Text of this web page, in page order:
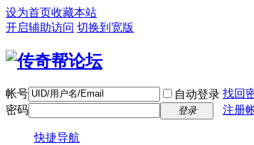
设为首页收藏本站
开启辅助访问 切换到宽版
帐号 自动登录 找回
密码
登录 注册
快捷导航